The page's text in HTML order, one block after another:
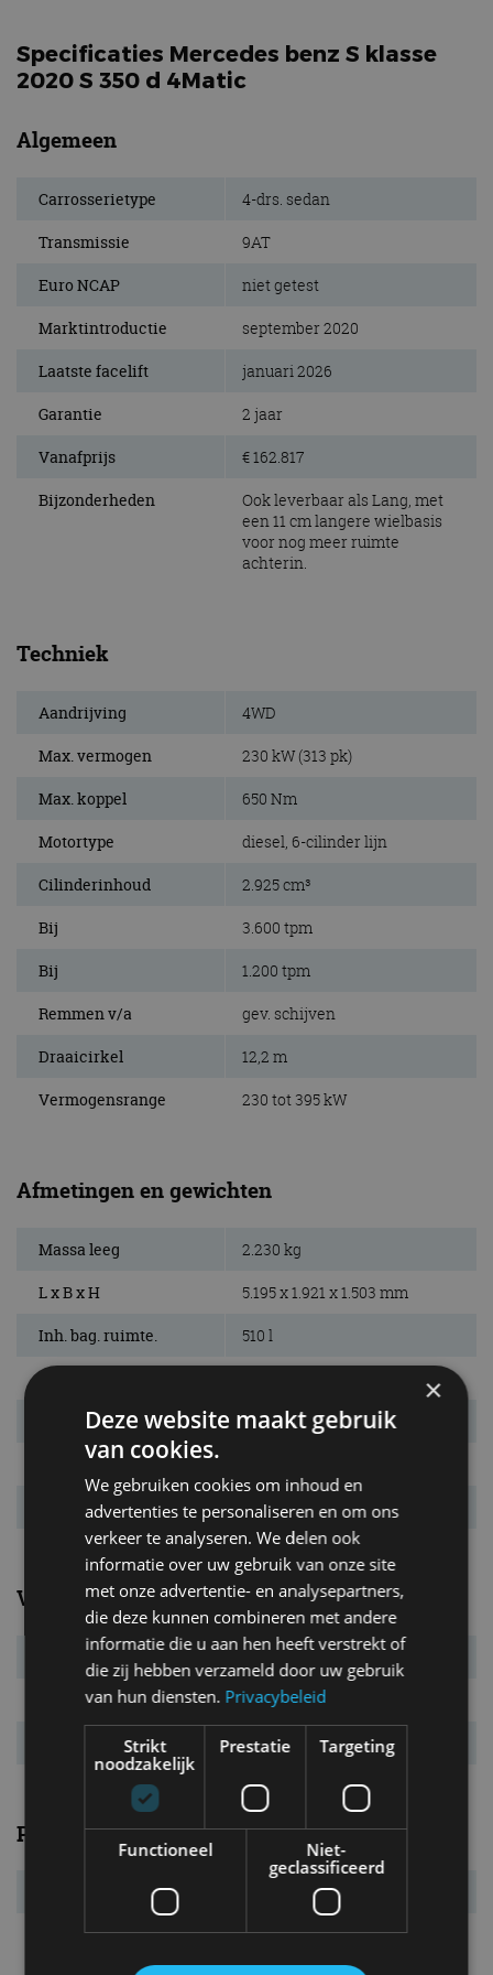
Specificaties Mercedes benz S klasse
2020 S 350 d 4Matic
Algemeen
Carrosserietype 4-drs. sedan
Transmissie 9AT
Euro NCAP niet getest
Marktintroductie september 2020
Laatste facelift januari 2026
Garantie 2 jaar
Vanafprijs € 162.817
Bijzonderheden
Ook leverbaar als Lang, met
een 11 cm langere wielbasis
voor nog meer ruimte
achterin.
Techniek
Aandrijving 4WD
Max. vermogen 230 kW (313 pk)
Max. koppel 650 Nm
Motortype diesel, 6-cilinder lijn
Cilinderinhoud 2.925 cm³
Bij 3.600 tpm
Bij 1.200 tpm
Remmen v/a gev. schijven
Draaicirkel 12,2 m
Vermogensrange 230 tot 395 kW
Afmetingen en gewichten
Massa leeg 2.230 kg
L x B x H 5.195 x 1.921 x 1.503 mm
Inh. bag. ruimte. 510 l
Bandenmaat
Wielbasis 3.106 mm
Max. aanh. gew.
Tankinhoud 76 l
Verbruik
Verbr. gecomb. 6,3 l/100km
CO₂-emissie 166 g/km
Energielabel D
Prestaties
Acc. 0-100 km/u
Topsnelheid 250 km/u
×
Deze website maakt gebruik
van cookies.
We gebruiken cookies om inhoud en
advertenties te personaliseren en om ons
verkeer te analyseren. We delen ook
informatie over uw gebruik van onze site
met onze advertentie- en analysepartners,
die deze kunnen combineren met andere
informatie die u aan hen heeft verstrekt of
die zij hebben verzameld door uw gebruik
van hun diensten. Privacybeleid
Strikt
noodzakelijk
Prestatie Targeting
Functioneel
Niet-
geclassificeerd